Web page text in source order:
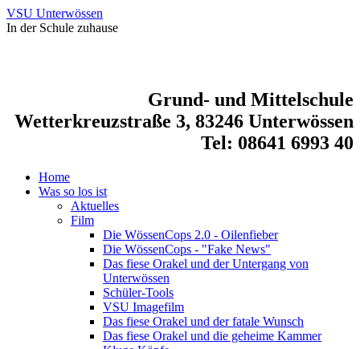
VSU Unterwössen
In der Schule zuhause
Grund- und Mittelschule
Wetterkreuzstraße 3, 83246 Unterwössen
Tel: 08641 6993 40
Home
Was so los ist
Aktuelles
Film
Die WössenCops 2.0 - Oilenfieber
Die WössenCops - "Fake News"
Das fiese Orakel und der Untergang von
Unterwössen
Schüler-Tools
VSU Imagefilm
Das fiese Orakel und der fatale Wunsch
Das fiese Orakel und die geheime Kammer